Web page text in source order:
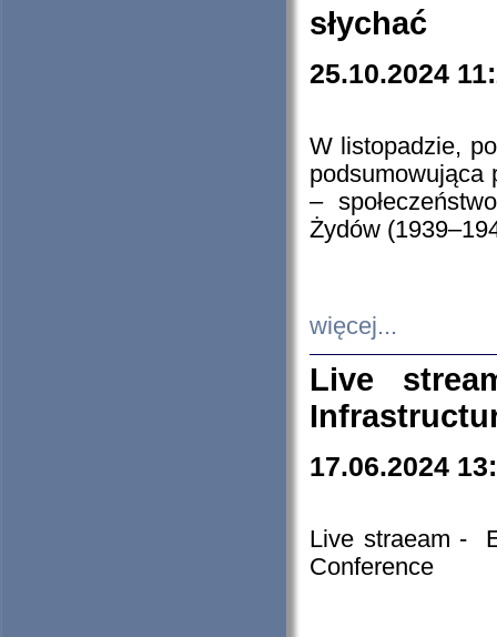
słychać
25.10.2024
W listopadzie,
podsumowująca
–
Żydów
więcej...
Live
17.06.2024
Live straeam -
Conference